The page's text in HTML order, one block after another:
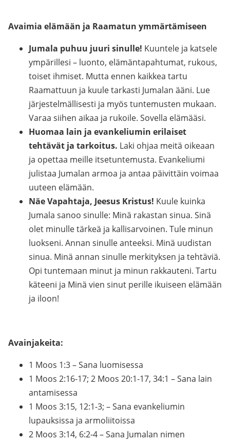
Avaimia elämään ja Raamatun ymmärtämiseen
Jumala puhuu juuri sinulle! Kuuntele ja katsele
ympärillesi – luonto, elämäntapahtumat, rukous,
toiset ihmiset. Mutta ennen kaikkea tartu
Raamattuun ja kuule tarkasti Jumalan ääni. Lue
järjestelmällisesti ja myös tuntemusten mukaan.
Varaa siihen aikaa ja rukoile. Sovella elämääsi.
Huomaa lain ja evankeliumin erilaiset
tehtävät ja tarkoitus. Laki ohjaa meitä oikeaan
ja opettaa meille itsetuntemusta. Evankeliumi
julistaa Jumalan armoa ja antaa päivittäin voimaa
uuteen elämään.
Näe Vapahtaja, Jeesus Kristus! Kuule kuinka
Jumala sanoo sinulle: Minä rakastan sinua. Sinä
olet minulle tärkeä ja kallisarvoinen. Tule minun
luokseni. Annan sinulle anteeksi. Minä uudistan
sinua. Minä annan sinulle merkityksen ja tehtäviä.
Opi tuntemaan minut ja minun rakkauteni. Tartu
käteeni ja Minä vien sinut perille ikuiseen elämään
ja iloon!
Avainjakeita:
1 Moos 1:3 – Sana luomisessa
1 Moos 2:16-17; 2 Moos 20:1-17, 34:1 – Sana lain
antamisessa
1 Moos 3:15, 12:1-3; – Sana evankeliumin
lupauksissa ja armoliitoissa
2 Moos 3:14, 6:2-4 – Sana Jumalan nimen